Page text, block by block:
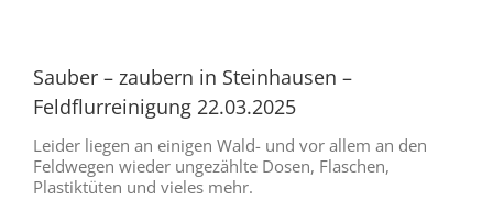
Sauber – zaubern in Steinhausen –
Feldflurreinigung 22.03.2025
Leider liegen an einigen Wald- und vor allem an den
Feldwegen wieder ungezählte Dosen, Flaschen,
Plastiktüten und vieles mehr.